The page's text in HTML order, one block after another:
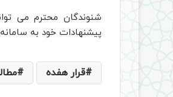
پیشنهادات خود به
قرار هفده